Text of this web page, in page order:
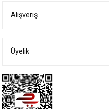
Alışveriş
Üyelik